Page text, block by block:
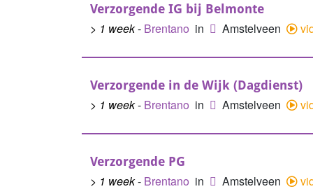
Verzorgende IG bij Belmonte
> 1 week- Brentano in Amstelveen
Verzorgende in de Wijk (Dagdienst)
> 1 week- Brentano in Amstelveen
Verzorgende PG
> 1 week- Brentano in Amstelveen